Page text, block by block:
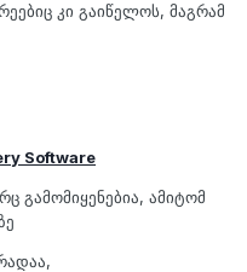
კი გაიწელოს, მაგრამ
Software
გამომიყენებია, ამიტომ